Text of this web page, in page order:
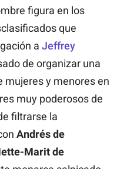
figura en los
que
a Jeffrey
de organizar una
mujeres y menores en
muy poderosos de
filtrarse la
Andrés de
Marit de